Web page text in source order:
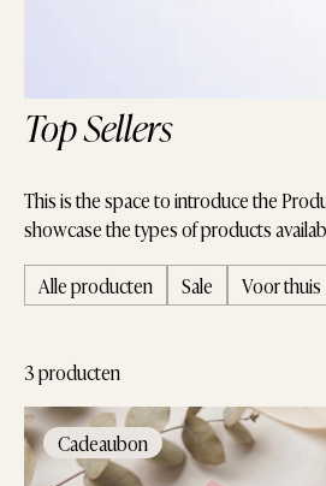
Top Sellers
This is the space to introduce the
showcase the types of products
Alle producten
Sale Voor thuis
3 producten
Cadeaubon